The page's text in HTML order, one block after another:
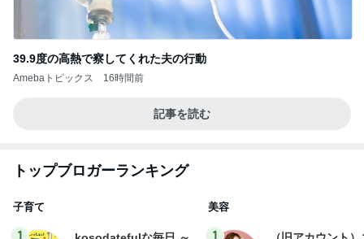
39.9度の高熱で察してくれた夫の行動
Amebaトピックス 16時間前
記事を読む
トップブロガーランキング
子育て
1
美容
1